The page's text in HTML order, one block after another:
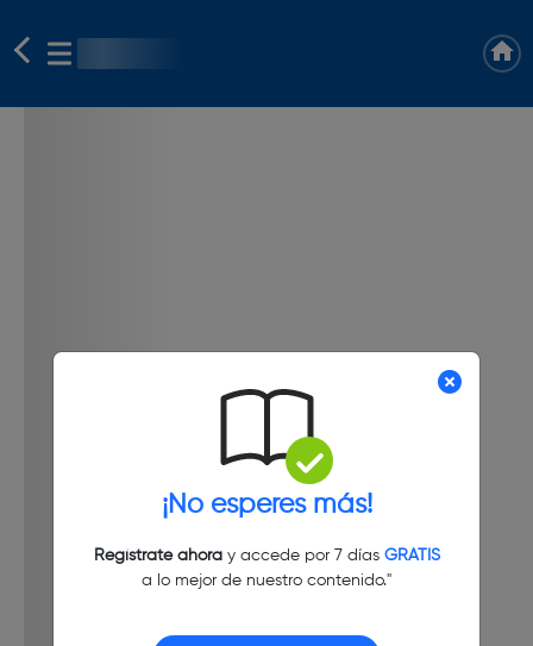
¡No esperes más!
Regístrate ahoray accede por 7 días GRATIS
a lo mejor de nuestro contenido."